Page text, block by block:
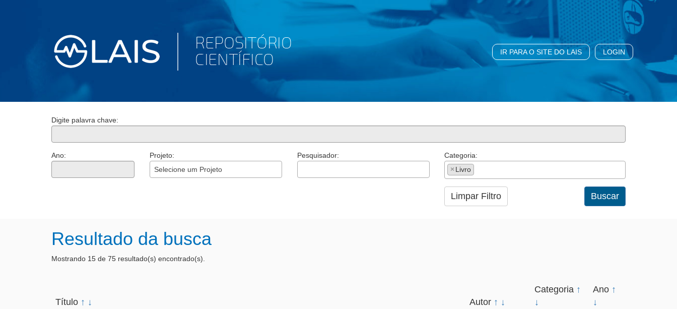
IR PARA O SITE DO LAIS LOGIN
Digite palavra chave:
Ano:
Projeto:
Selecione um Projeto
Pesquisador:
Categoria:
× Livro
Limpar Filtro Buscar
Resultado da busca
Mostrando 15 de 75 resultado(s) encontrado(s).
Título ↑ ↓ Autor ↑ ↓
Categoria ↑
↓
Ano ↑
↓